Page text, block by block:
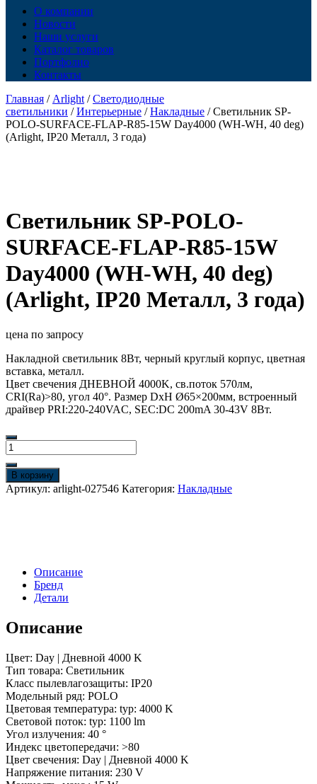
О компании
Новости
Наши услуги
Каталог товаров
Портфолио
Контакты
Главная / Arlight /Светодиодные
светильники /Интерьерные /Накладные / Светильник SP-
POLO-SURFACE-FLAP-R85-15W Day4000 (WH-WH, 40 deg)
(Arlight, IP20 Металл, 3 года)
Светильник SP-POLO-
SURFACE-FLAP-R85-15W
Day4000 (WH-WH, 40 deg)
(Arlight, IP20 Металл, 3 года)
цена по запросу
Накладной светильник 8Вт, черный круглый корпус, цветная
вставка, металл.
Цвет свечения ДНЕВНОЙ 4000K, св.поток 570лм,
CRI(Ra)>80, угол 40°. Размер DxH Ø65×200мм, встроенный
драйвер PRI:220-240VAC, SEC:DC 200mA 30-43V 8Вт.
Количество
товара
Светильник
SP-
POLO-
(WH-
WH,
(Arlight,
IP20
3
года)
В корзину
Артикул: arlight-027546 Категория: Накладные
Описание
Бренд
Детали
Описание
Цвет: Day | Дневной 4000 K
Тип товара: Светильник
Класс пылевлагозащиты: IP20
Модельный ряд: POLO
Цветовая температура: typ: 4000 K
Световой поток: typ: 1100 lm
Угол излучения: 40 °
Индекс цветопередачи: >80
Цвет свечения: Day | Дневной 4000 K
Напряжение питания: 230 V